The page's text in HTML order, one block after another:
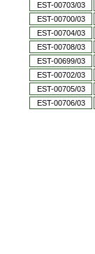
EST-00703/03
EST-00700/03
EST-00704/03
EST-00708/03
EST-00699/03
EST-00702/03
EST-00705/03
EST-00706/03